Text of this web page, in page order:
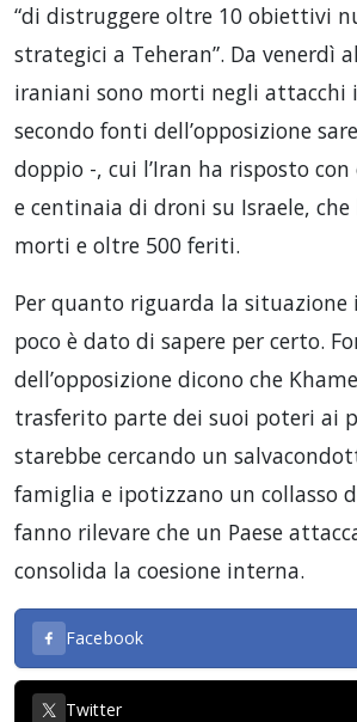
“di distruggere oltre 10 obiettivi
strategici a Teheran”. Da venerdì
iraniani sono morti negli attacchi
secondo fonti dell’opposizione
doppio -, cui l’Iran ha risposto
e centinaia di droni su Israele,
morti e oltre 500 feriti.
Per quanto riguarda la
poco è dato di sapere per certo.
dell’opposizione dicono che
trasferito parte dei suoi poteri ai
starebbe cercando un
famiglia e ipotizzano un collasso
fanno rilevare che un Paese
consolida la coesione interna.
Facebook
Twitter